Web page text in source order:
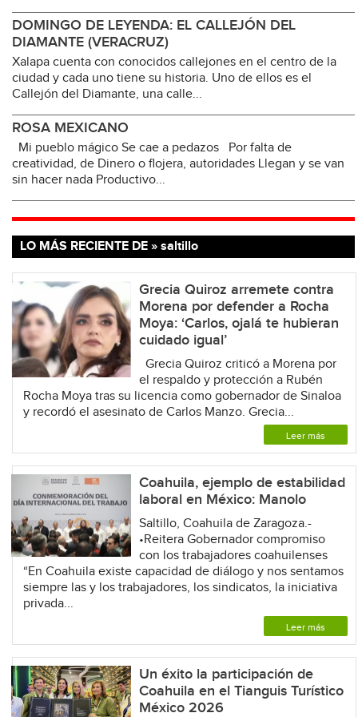
DOMINGO DE LEYENDA: EL CALLEJÓN DEL
DIAMANTE (VERACRUZ)
Xalapa cuenta con conocidos callejones en el centro de la
ciudad y cada uno tiene su historia. Uno de ellos es el
Callejón del Diamante, una calle...
ROSA MEXICANO
Mi pueblo mágico Se cae a pedazos Por falta de
creatividad, de Dinero o flojera, autoridades Llegan y se van
sin hacer nada Productivo...
LO MÁS RECIENTE DE » saltillo
Grecia Quiroz arremete contra
Morena por defender a Rocha
Moya: ‘Carlos, ojalá te hubieran
cuidado igual’
Grecia Quiroz criticó a Morena por
el respaldo y protección a Rubén
Rocha Moya tras su licencia como gobernador de Sinaloa
y recordó el asesinato de Carlos Manzo. Grecia...
Leer más
Coahuila, ejemplo de estabilidad
laboral en México: Manolo
Saltillo, Coahuila de Zaragoza.-
•Reitera Gobernador compromiso
con los trabajadores coahuilenses
“En Coahuila existe capacidad de diálogo y nos sentamos
siempre las y los trabajadores, los sindicatos, la iniciativa
privada...
Leer más
Un éxito la participación de
Coahuila en el Tianguis Turístico
México 2026